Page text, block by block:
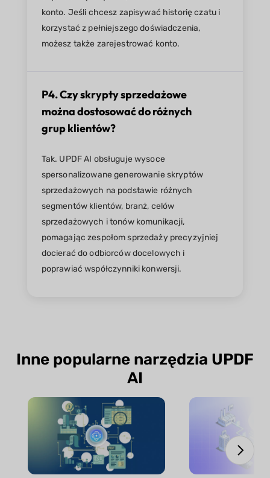
konto. Jeśli chcesz zapisywać historię czatu i
korzystać z pełniejszego doświadczenia,
możesz także zarejestrować konto.
P4. Czy skrypty sprzedażowe
można dostosować do różnych
grup klientów?
Tak. UPDF AI obsługuje wysoce
spersonalizowane generowanie skryptów
sprzedażowych na podstawie różnych
segmentów klientów, branż, celów
sprzedażowych i tonów komunikacji,
pomagając zespołom sprzedaży precyzyjniej
docierać do odbiorców docelowych i
poprawiać współczynniki konwersji.
Inne popularne narzędzia UPDF
AI